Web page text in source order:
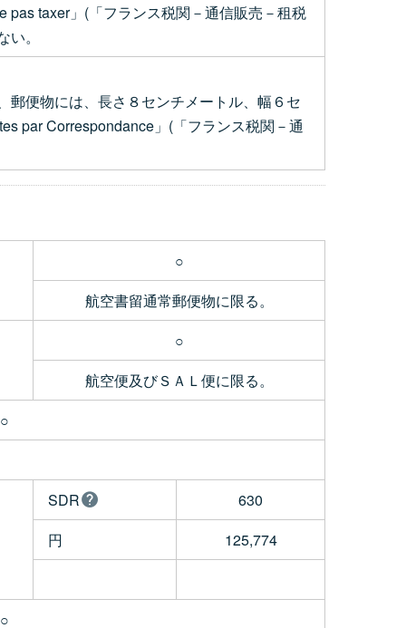
pas taxer」(「フランス税関－通信販売－租税
。
便物には、長さ８センチメートル、幅６セ
par Correspondance」(「フランス税関－通
○
航空書留通常郵便物に限る。
○
航空便及びＳＡＬ便に限る。
○
SDR
630
円
125,774
○